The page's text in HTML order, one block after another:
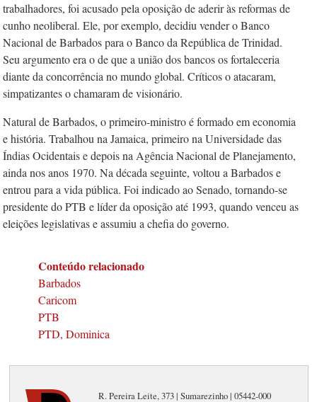
trabalhadores, foi acusado pela oposição de aderir às reformas de
cunho neoliberal. Ele, por exemplo, decidiu vender o Banco
Nacional de Barbados para o Banco da República de Trinidad.
Seu argumento era o de que a união dos bancos os fortaleceria
diante da concorrência no mundo global. Críticos o atacaram,
simpatizantes o chamaram de visionário.
Natural de Barbados, o primeiro-ministro é formado em economia
e história. Trabalhou na Jamaica, primeiro na Universidade das
Índias Ocidentais e depois na Agência Nacional de Planejamento,
ainda nos anos 1970. Na década seguinte, voltou a Barbados e
entrou para a vida pública. Foi indicado ao Senado, tornando-se
presidente do PTB e líder da oposição até 1993, quando venceu as
eleições legislativas e assumiu a chefia do governo.
Conteúdo relacionado
Barbados
Caricom
PTB
PTD, Dominica
R. Pereira Leite, 373 | Sumarezinho | 05442-000